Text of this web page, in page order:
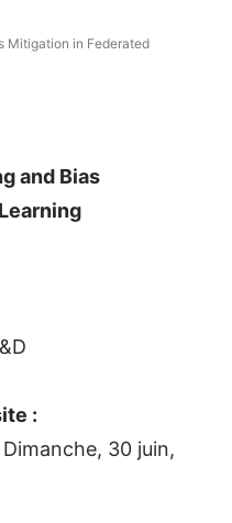
Mitigation in Federated
and Bias
:
Dimanche, 30 juin,